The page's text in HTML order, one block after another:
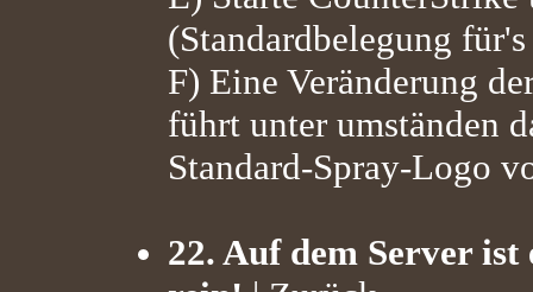
(Standardbelegung
F) Eine Veränderung
führt unter umständen
Standard-Spray-Logo
22. Auf dem Server